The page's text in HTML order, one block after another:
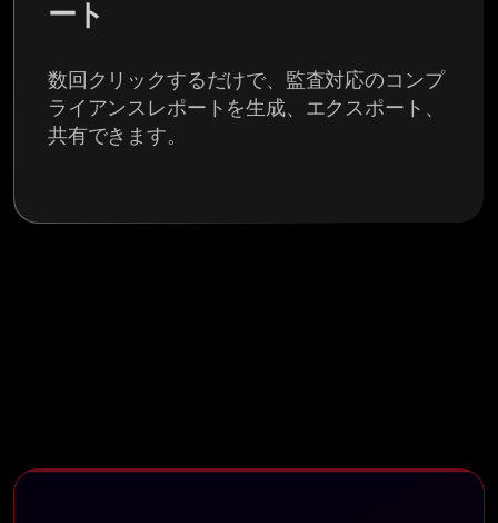
ート
数回クリックするだけで、監査対応のコンプ
ライアンスレポートを生成、エクスポート、
共有できます。